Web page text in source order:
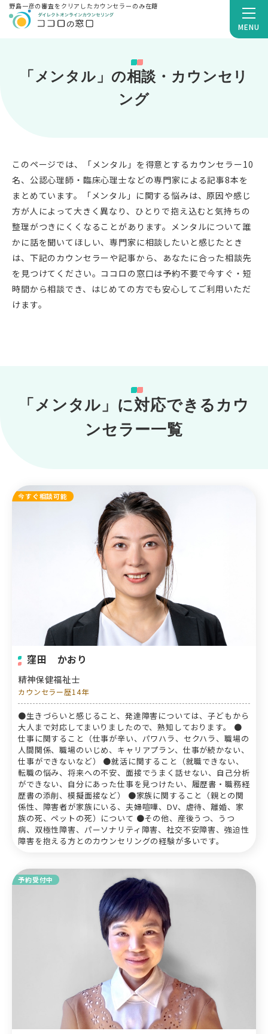
MENU
野島一彦の審査をクリアしたカウンセラーのみ在籍
「メンタル」の相談・カウンセリ
ング
このページでは、「メンタル」を得意とするカウンセラー10
名、公認心理師・臨床心理士などの専門家による記事8本を
まとめています。「メンタル」に関する悩みは、原因や感じ
方が人によって大きく異なり、ひとりで抱え込むと気持ちの
整理がつきにくくなることがあります。メンタルについて誰
かに話を聞いてほしい、専門家に相談したいと感じたとき
は、下記のカウンセラーや記事から、あなたに合った相談先
を見つけてください。ココロの窓口は予約不要で今すぐ・短
時間から相談でき、はじめての方でも安心してご利用いただ
けます。
「メンタル」に対応できるカウ
ンセラー一覧
今すぐ相談可能
窪田 かおり
精神保健福祉士
カウンセラー歴14年
●生きづらいと感じること、発達障害については、子どもから
大人まで対応してまいりましたので、熟知しております。 ●
仕事に関すること（仕事が辛い、パワハラ、セクハラ、職場の
人間関係、職場のいじめ、キャリアプラン、仕事が続かない、
仕事ができないなど） ●就活に関すること（就職できない、
転職の悩み、将来への不安、面接でうまく話せない、自己分析
ができない、自分にあった仕事を見つけたい、履歴書・職務経
歴書の添削、模擬面接など） ●家族に関すること（親との関
係性、障害者が家族にいる、夫婦喧嘩、DV、虐待、離婚、家
族の死、ペットの死）について ●その他、産後うつ、うつ
病、双極性障害、パーソナリティ障害、社交不安障害、強迫性
障害を抱える方とのカウンセリングの経験が多いです。
予約受付中